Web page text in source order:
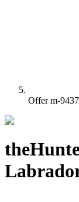
Offer m-